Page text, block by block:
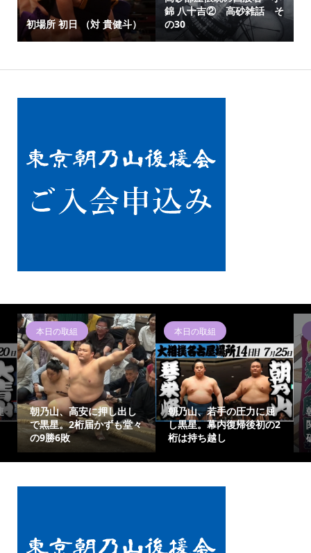
初場所 初日 （対 貴健斗）
錦 八十吉② 高砂雑話 そ
の30
本日の取組
朝乃山、高安に押し出し
で黒星。2桁届かずも堂々
の9勝6敗
本日の取組
朝乃山、若手の圧力に屈
し黒星。幕内復帰後初の2
桁は持ち越し